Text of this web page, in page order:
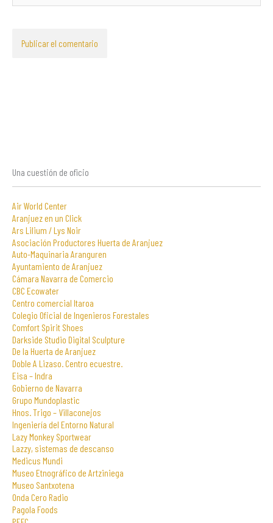
Una cuestión de oficio
Air World Center
Aranjuez en un Click
Ars Lilium / Lys Noir
Asociación Productores Huerta de Aranjuez
Auto-Maquinaria Aranguren
Ayuntamiento de Aranjuez
Cámara Navarra de Comercio
CBC Ecowater
Centro comercial Itaroa
Colegio Oficial de Ingenieros Forestales
Comfort Spirit Shoes
Darkside Studio Digital Sculpture
De la Huerta de Aranjuez
Doble A Lizaso. Centro ecuestre.
Eisa – Indra
Gobierno de Navarra
Grupo Mundoplastic
Hnos. Trigo – Villaconejos
Ingeniería del Entorno Natural
Lazy Monkey Sportwear
Lazzy, sistemas de descanso
Medicus Mundi
Museo Etnográfico de Artziniega
Museo Santxotena
Onda Cero Radio
Pagola Foods